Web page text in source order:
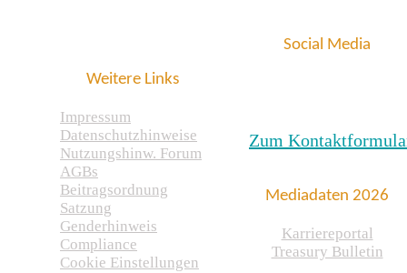
Weitere Links
Impressum
Datenschutzhinweise
Nutzungshinw. Forum
AGBs
Beitragsordnung
Satzung
Genderhinweis
Compliance
Cookie Einstellungen
Social Media
Zum
Mediadaten 2026
Karriereportal
Treasury Bulletin